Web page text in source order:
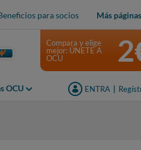
para socios Más
OCU ENTRA
Compara y elige
mejor: ÚNETE A
OCU